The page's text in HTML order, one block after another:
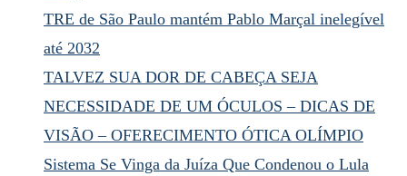
TRE de São Paulo mantém Pablo Marçal inelegível
até 2032
TALVEZ SUA DOR DE CABEÇA SEJA
NECESSIDADE DE UM ÓCULOS – DICAS DE
VISÃO – OFERECIMENTO ÓTICA OLÍMPIO
Sistema Se Vinga da Juíza Que Condenou o Lula